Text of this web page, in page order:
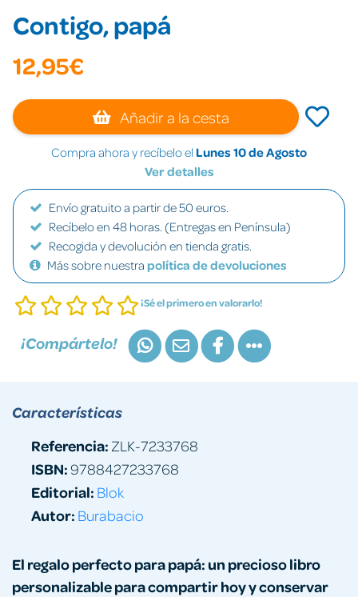
Contigo, papá
12,95€
Añadir a la cesta
Compra ahora y recíbelo el Lunes 10 de Agosto
Ver detalles
Envío gratuito a partir de 50 euros.
Recíbelo en 48 horas. (Entregas en Península)
Recogida y devolución en tienda gratis.
Más sobre nuestra política de devoluciones
¡Sé el primero en valorarlo!
¡Compártelo!
El regalo perfecto para papá: un precioso libro
personalizable para compartir hoy y conservar
Características
Referencia: ZLK-7233768
ISBN:9788427233768
Editorial: Blok
Autor: Burabacio